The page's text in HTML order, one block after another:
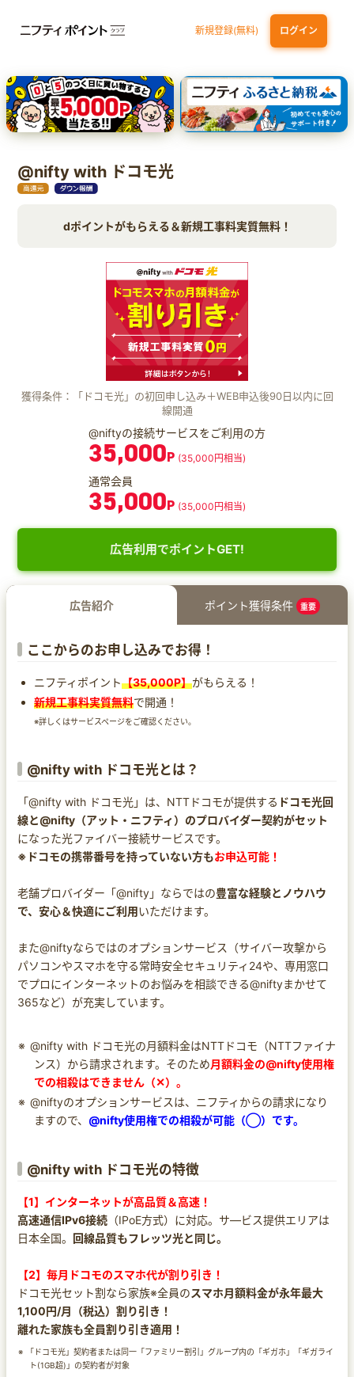
新規登録(無料) ログイン
三井住友カード（NL）オーロラデザイン
【三井住友銀行口座お持ちの方専用】Olive口座切替 P-one Wiz
ライフカードビジネスライトプラス dカード
@nifty with ドコモ光
dポイントがもらえる＆新規工事料実質無料！
獲得条件：「ドコモ光」の初回申し込み＋WEB申込後90日以内に回
線開通
@niftyの接続サービスをご利用の方
35,000P (35,000円相当)
通常会員
35,000P (35,000円相当)
広告利用でポイントGET!
広告紹介 ポイント獲得条件 重要
ここからのお申し込みでお得！
ニフティポイント【35,000P】がもらえる！
新規工事料実質無料で開通！
※詳しくはサービスページをご確認ください。
@nifty with ドコモ光とは？
「@nifty with ドコモ光」は、NTTドコモが提供する ドコモ光回
線と@nifty（アット・ニフティ）のプロバイダー契約がセット
になった光ファイバー接続サービスです。
※ドコモの携帯番号を持っていない方もお申込可能！
老舗プロバイダー「@nifty」ならではの豊富な経験とノウハウ
で、安心＆快適にご利用いただけます。
また@niftyならではのオプションサービス（サイバー攻撃から
パソコンやスマホを守る常時安全セキュリティ24や、専用窓口
でプロにインターネットのお悩みを相談できる@niftyまかせて
365など）が充実しています。
@nifty with ドコモ光の月額料金はNTTドコモ（NTTファイナ
ンス）から請求されます。そのため月額料金の@nifty使用権
での相殺はできません（✕）。
@niftyのオプションサービスは、ニフティからの請求になり
ますので、 @nifty使用権での相殺が可能（◯）です。
@nifty with ドコモ光の特徴
【1】インターネットが高品質＆高速！
高速通信IPv6接続 （IPoE方式）に対応。サ―ビス提供エリアは
日本全国。 回線品質もフレッツ光と同じ。
【2】毎月ドコモのスマホ代が割り引き！
ドコモ光セット割なら家族※全員のスマホ月額料金が永年最大
1,100円/月（税込）割り引き！
離れた家族も全員割り引き適用！
「ドコモ光」契約者または同一「ファミリー割引」グループ内の「ギガホ」「ギガライ
ト(1GB超)」の契約者が対象